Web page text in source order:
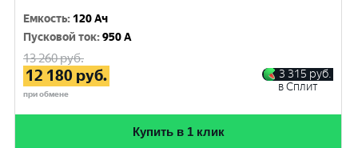
Емкость: 120 Ач
Пусковой ток:950 A
13 260руб.
12 180 руб.
при обмене
3 315 руб.
в Сплит
Купить в 1 клик